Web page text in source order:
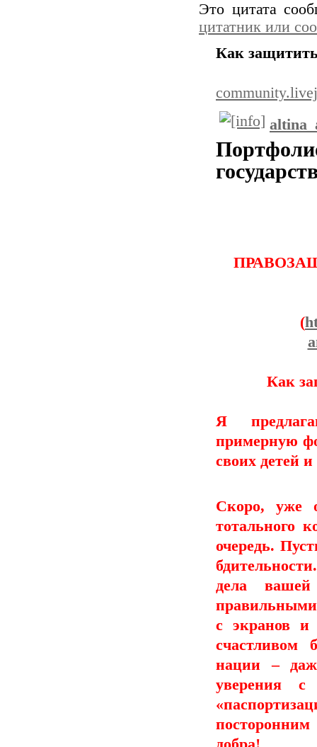
Это цитата
цитатник или
Как защитить
(
Как
Я
примерную
своих детей
Скоро, уже
тотального
очередь.
дела вашей
с экранов и
счастливом
нации –
уверения